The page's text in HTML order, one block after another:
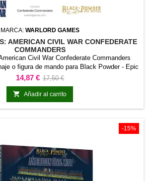
MARCA: WARLORD GAMES
AMERICAN CIVIL WAR CONFEDERATE
COMMANDERS
Civil War Confederate Commanders
o figura de mando para Black Powder - Epic
War. Es una referencia con identidad propia,
una fuerza o asumir un papel relevante en
funciona como pieza central de una
proyecto de pintura...
Precio
14,87 € Precio
base
17,50 €
 Añadir al carrito
-15%